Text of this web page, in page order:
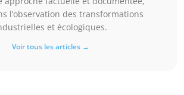
l’observation des transformations
et écologiques.
Voir tous les articles →